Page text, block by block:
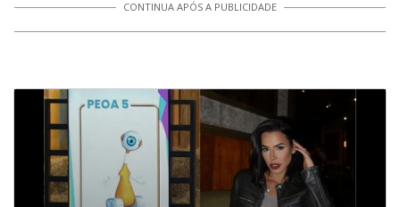
CONTINUA APÓS A PUBLICIDADE